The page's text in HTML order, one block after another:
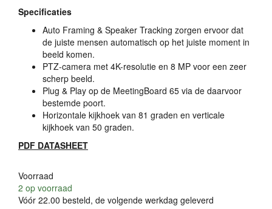
Specificaties
Auto Framing & Speaker Tracking zorgen ervoor dat
de juiste mensen automatisch op het juiste moment in
beeld komen.
PTZ-camera met 4K-resolutie en 8 MP voor een zeer
scherp beeld.
Plug & Play op de MeetingBoard 65 via de daarvoor
bestemde poort.
Horizontale kijkhoek van 81 graden en verticale
kijkhoek van 50 graden.
PDF DATASHEET
Voorraad
2 op voorraad
Vóór 22.00 besteld, de volgende werkdag geleverd